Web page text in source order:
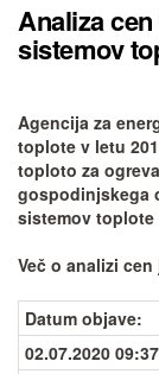
Analiza
sistemov
Agencija za
toplote v letu
toploto za
gospodinjskega
sistemov toplote
Več o analizi
Datum objave:
02.07.2020 09:37